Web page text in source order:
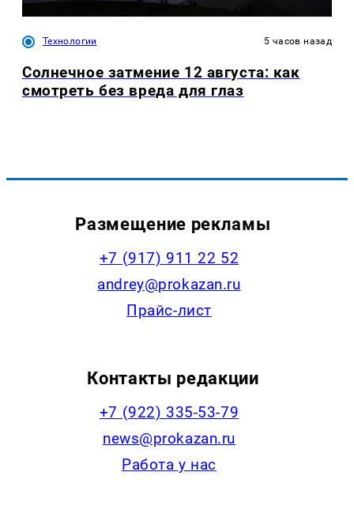
Технологии 5 часов назад
Солнечное затмение 12 августа: как
смотреть без вреда для глаз
Размещение рекламы
+7 (917) 911 22 52
andrey@prokazan.ru
Прайс-лист
Контакты редакции
+7 (922) 335-53-79
news@prokazan.ru
Работа у нас